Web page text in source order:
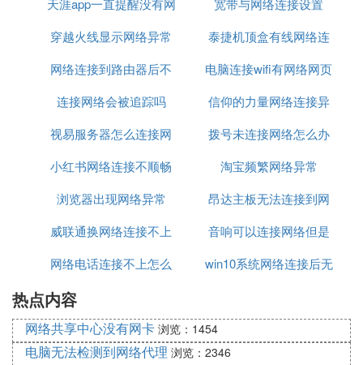
建议先刷机，最有可能是固件的问题，如果刷机后仍
【具体方法】
1、联系运营商确认手机SIM卡开通了上网功能或是
否欠费；
2、确保数据网络开关打开，重启手机后尝试是否可
以上网；
3、检查手机屏幕上方状态栏信号图标，是否信号较
弱、信号不稳定或无信号，若当地环境的信
号不良，更换不同地方尝试；
用数据网络；更换SIM卡确认是否是SIM卡
或者是跟卡槽接触不良，若依然无法使用数据网络上
网，请携带购机发票、保修卡和手机前往
异常09
上网络
天涯app一直提醒没有网
络连接
宽带与网络连接设置
穿越火线显示网络异常
安全
泰捷机顶盒有线网络连
接这样设置
网络连接到路由器后不
能上网
电脑连接wifi有网络网页
打不开
连接网络会被追踪吗
信仰的力量网络连接异
常
视易服务器怎么连接网
络
拨号未连接网络怎么办
小红书网络连接不顺畅
淘宝频繁网络异常
浏览器出现网络异常
昂达主板无法连接到网
络
威联通换网络连接不上
音响可以连接网络但是
无法上网
网络电话连接不上怎么
win10系统网络连接后无
热点内容
网络共享中心没有网卡 浏览：1454
电脑无法检测到网络代理 浏览：2346